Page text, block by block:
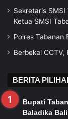
Sekretaris
Ketua SMSI
Polres Tabanan
Berbekal CCTV,
BERITA
Bupati
Baladika